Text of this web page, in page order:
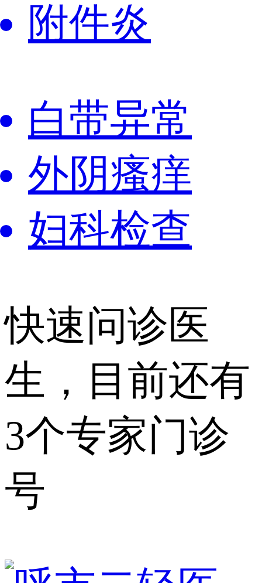
附件炎
白带异常
外阴瘙痒
妇科检查
快速问诊医
生，目前还有
3个专家门诊
号